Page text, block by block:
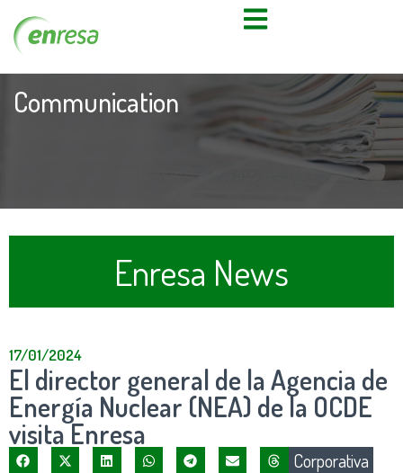
Communication
Enresa News
17/01/2024
El director general de la Agencia de
Energía Nuclear (NEA) de la OCDE
visita Enresa
Corporativa